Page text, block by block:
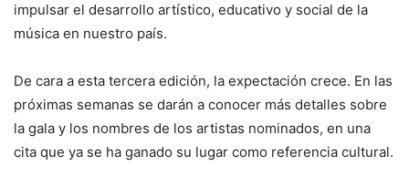
impulsar el desarrollo artístico, educativo y social de la
música en nuestro país.
De cara a esta tercera edición, la expectación crece. En las
próximas semanas se darán a conocer más detalles sobre
la gala y los nombres de los artistas nominados, en una
cita que ya se ha ganado su lugar como referencia cultural.